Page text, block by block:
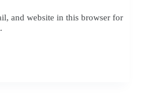
and website in this browser for